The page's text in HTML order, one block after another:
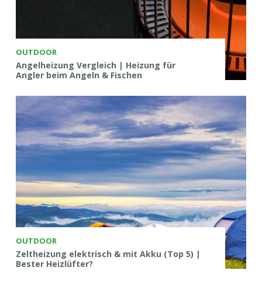
OUTDOOR
Angelheizung Vergleich | Heizung für
Angler beim Angeln & Fischen
OUTDOOR
Zeltheizung elektrisch & mit Akku (Top 5) |
Bester Heizlüfter?